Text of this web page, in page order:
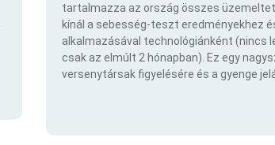
tartalmazza az ország összes
kínál a sebesség-teszt eredményekhez
alkalmazásával technológiánként (nincs
csak az elmúlt 2 hónapban). Ez egy
versenytársak figyelésére és a gyenge